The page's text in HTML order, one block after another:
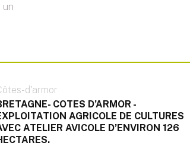
un
d'armor
COTES D’ARMOR -
AGRICOLE DE CULTURES
ATELIER AVICOLE D’ENVIRON 126